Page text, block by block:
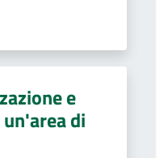
e
di